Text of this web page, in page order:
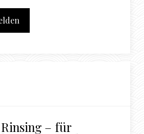
Rinsing – für